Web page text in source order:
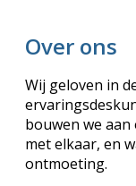
Over ons
Wij geloven in
bouwen we
met elkaar, en
ontmoeting.